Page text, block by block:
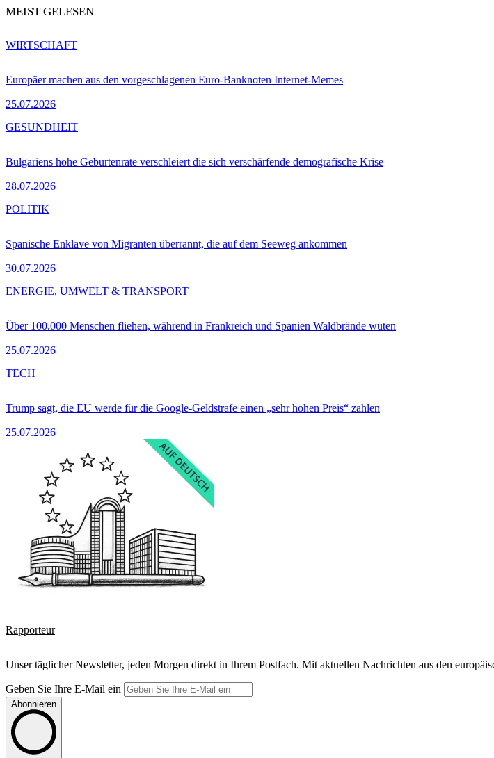
MEIST GELESEN
Europäer machen aus den vorgeschlagenen Euro-Banknoten Internet-Memes
25.07.2026
WIRTSCHAFT
Bulgariens hohe Geburtenrate verschleiert die sich verschärfende demografische Krise
28.07.2026
GESUNDHEIT
Spanische Enklave von Migranten überrannt, die auf dem Seeweg ankommen
30.07.2026
POLITIK
Über 100.000 Menschen fliehen, während in Frankreich und Spanien Waldbrände wüten
25.07.2026
ENERGIE, UMWELT & TRANSPORT
Trump sagt, die EU werde für die Google-Geldstrafe einen „sehr hohen Preis“ zahlen
25.07.2026
TECH
Rapporteur
Unser täglicher Newsletter, jeden Morgen direkt in Ihrem Postfach. Mit aktuellen Nachrichten aus den
Geben Sie Ihre E-Mail ein
Abonnieren